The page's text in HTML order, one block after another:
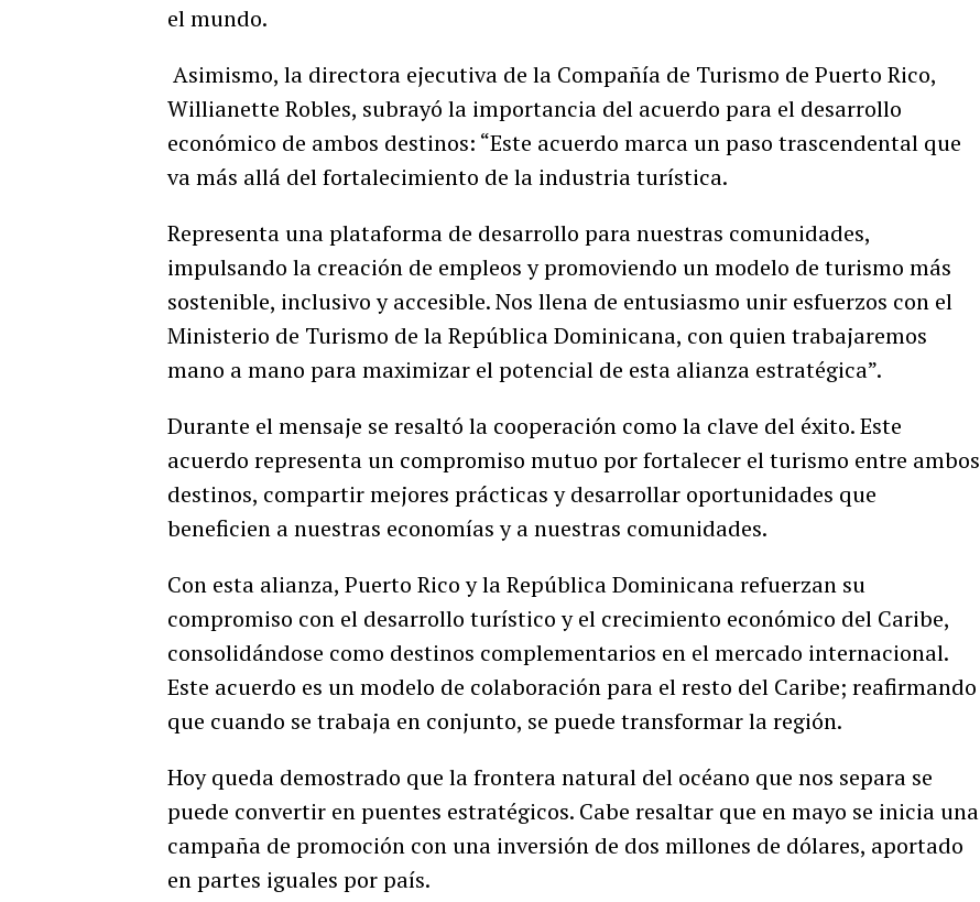
el mundo.
Asimismo, la directora ejecutiva de la Compañía de Turismo de Puerto Rico,
Willianette Robles, subrayó la importancia del acuerdo para el desarrollo
económico de ambos destinos: “Este acuerdo marca un paso trascendental que
va más allá del fortalecimiento de la industria turística.
Representa una plataforma de desarrollo para nuestras comunidades,
impulsando la creación de empleos y promoviendo un modelo de turismo más
sostenible, inclusivo y accesible. Nos llena de entusiasmo unir esfuerzos con el
Ministerio de Turismo de la República Dominicana, con quien trabajaremos
mano a mano para maximizar el potencial de esta alianza estratégica”.
Durante el mensaje se resaltó la cooperación como la clave del éxito. Este
acuerdo representa un compromiso mutuo por fortalecer el turismo entre ambos
destinos, compartir mejores prácticas y desarrollar oportunidades que
beneficien a nuestras economías y a nuestras comunidades.
Con esta alianza, Puerto Rico y la República Dominicana refuerzan su
compromiso con el desarrollo turístico y el crecimiento económico del Caribe,
consolidándose como destinos complementarios en el mercado internacional.
Este acuerdo es un modelo de colaboración para el resto del Caribe; reafirmando
que cuando se trabaja en conjunto, se puede transformar la región.
Hoy queda demostrado que la frontera natural del océano que nos separa se
puede convertir en puentes estratégicos. Cabe resaltar que en mayo se inicia una
campaña de promoción con una inversión de dos millones de dólares, aportado
en partes iguales por país.